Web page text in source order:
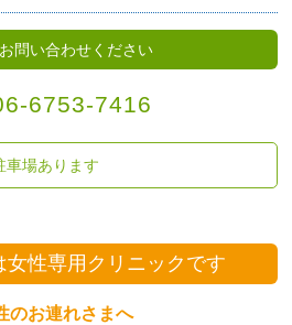
問い合わせください
6753-7416
車場あります
女性専用クリニックです
のお連れさまへ